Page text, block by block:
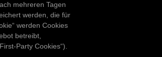
mehreren Tagen
werden, die für
werden Cookies
betreibt,
Party Cookies“).